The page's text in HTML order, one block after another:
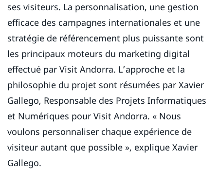
ses visiteurs. La personnalisation, une gestion
efficace des campagnes internationales et une
stratégie de référencement plus puissante sont
les principaux moteurs du marketing digital
effectué par Visit Andorra. L’approche et la
philosophie du projet sont résumées par Xavier
Gallego, Responsable des Projets Informatiques
et Numériques pour Visit Andorra. « Nous
voulons personnaliser chaque expérience de
visiteur autant que possible », explique Xavier
Gallego.